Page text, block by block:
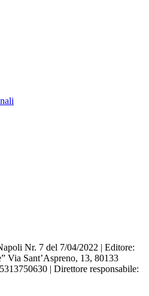
Nr. 7 del 7/04/2022 | Editore:
Via Sant’Aspreno, 13, 80133
| Direttore responsabile: